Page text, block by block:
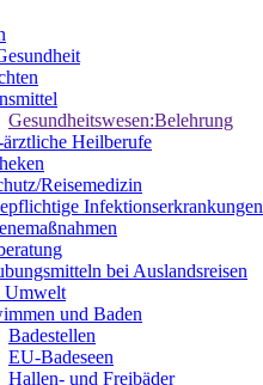
Gesundheitswesen:Belehrung
Heilberufe
Reisemedizin
Infektionserkrankungen
bei Auslandsreisen
Umwelt
und Baden
Badestellen
EU-Badeseen
Hallen- und Freibäder